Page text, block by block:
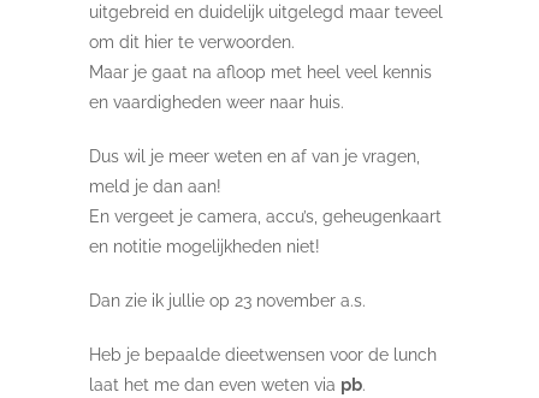
uitgebreid en duidelijk uitgelegd maar teveel
om dit hier te verwoorden.
Maar je gaat na afloop met heel veel kennis
en vaardigheden weer naar huis.
Dus wil je meer weten en af van je vragen,
meld je dan aan!
En vergeet je camera, accu’s, geheugenkaart
en notitie mogelijkheden niet!
Dan zie ik jullie op 23 november a.s.
Heb je bepaalde dieetwensen voor de lunch
laat het me dan even weten via pb.